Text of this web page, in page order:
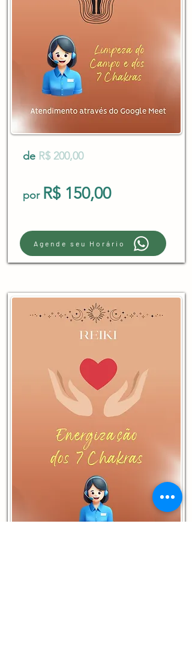
de R$ 200,00
por R$ 150,00
Agende seu Horário